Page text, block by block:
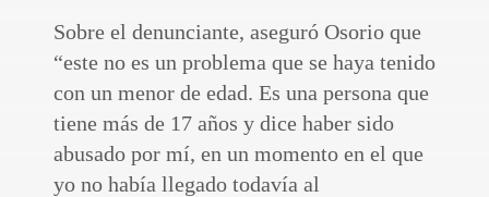
Sobre el denunciante, aseguró Osorio que
“este no es un problema que se haya tenido
con un menor de edad. Es una persona que
tiene más de 17 años y dice haber sido
abusado por mí, en un momento en el que
yo no había llegado todavía al